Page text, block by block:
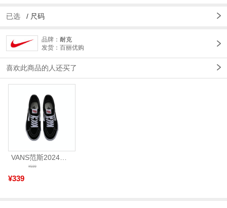
已选 / 尺码
品牌： 耐克
发货：百丽优购
喜欢此商品的人还买了
VANS范斯2024中性SK8-HiCL帆布鞋/硫化鞋VN000D5IB8C
¥339
¥599